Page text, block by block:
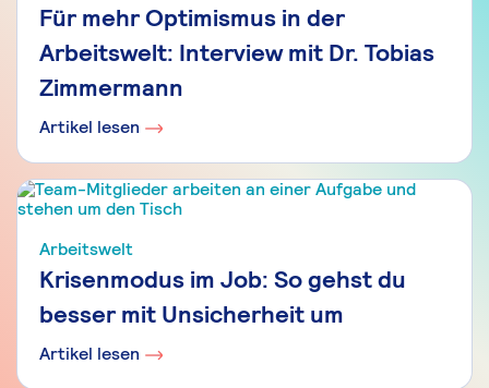
Für mehr Optimismus in der
Arbeitswelt: Interview mit Dr. Tobias
Zimmermann
Artikel lesen
Arbeitswelt
Krisenmodus im Job: So gehst du
besser mit Unsicherheit um
Artikel lesen